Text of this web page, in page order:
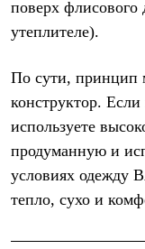
поверх флисового
утеплителе).
По сути, принцип
конструктор. Если
используете
продуманную и
условиях одежду
тепло, сухо и